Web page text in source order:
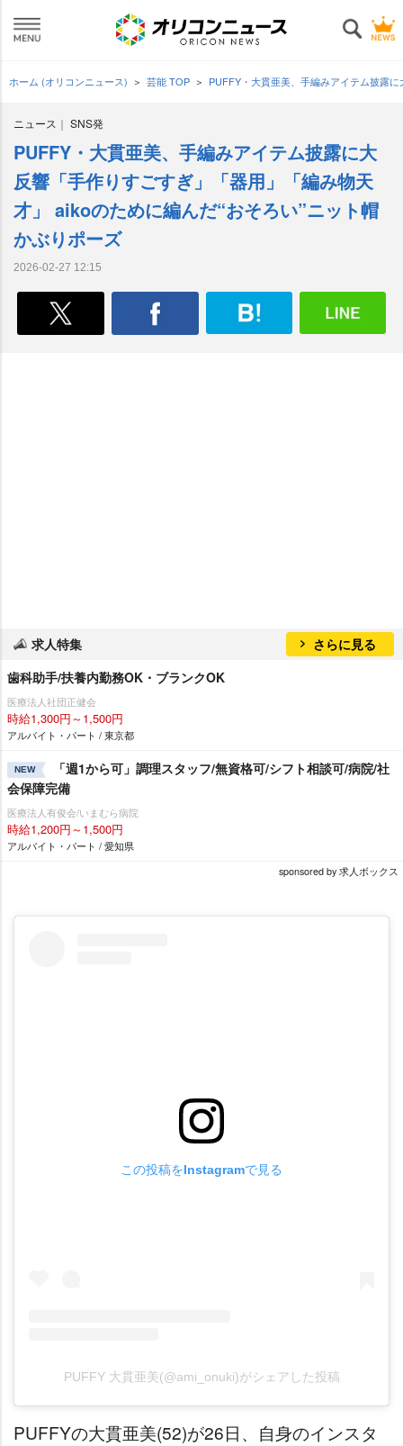
ホーム (オリコンニュース) 芸能 TOP PUFFY・大貫亜美、手編みアイテム披露
ニュース SNS発
PUFFY・大貫亜美、手編みアイテム披露に大
反響「手作りすごすぎ」「器用」「編み物天
才」 aikoのために編んだ“おそろい”ニット帽
かぶりポーズ
2026-02-27 12:15
求人特集
さらに見る
歯科助手/扶養内勤務OK・ブランクOK
医療法人社団正健会
時給1,300円～1,500円
アルバイト・パート / 東京都
NEW
「週1から可」調理スタッフ/無資格可/シフト相談可/病院/社
会保障完備
医療法人有俊会/いまむら病院
時給1,200円～1,500円
アルバイト・パート / 愛知県
sponsored by 求人ボックス
この投稿をInstagramで見る
PUFFY 大貫亜美(@ami_onuki)がシェアした投稿
PUFFYの大貫亜美(52)が26日、自身のインスタ